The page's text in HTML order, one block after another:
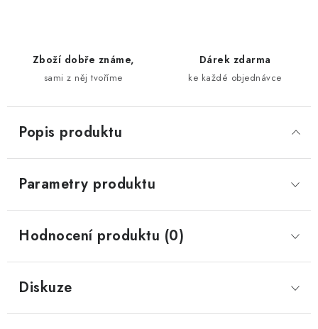
Zboží dobře známe,
sami z něj tvoříme
Dárek zdarma
ke každé objednávce
Popis produktu
Parametry produktu
Hodnocení produktu (0)
Diskuze